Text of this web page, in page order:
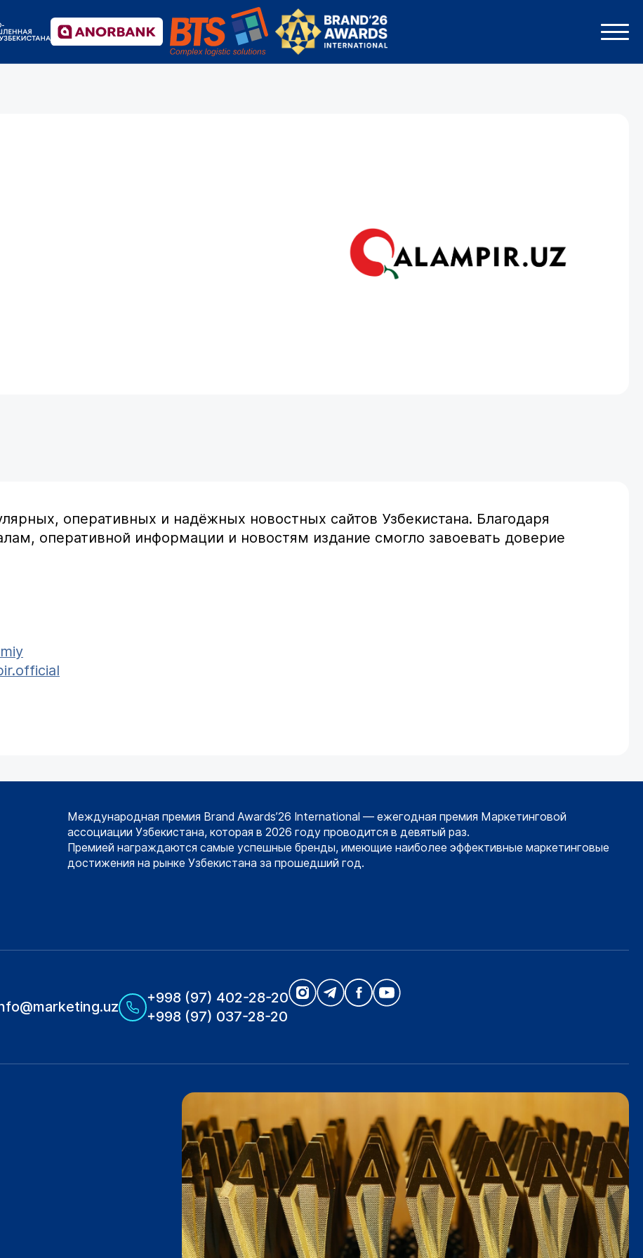
оперативных и надёжных новостных сайтов Узбекистана. Благодаря
оперативной информации и новостям издание смогло завоевать доверие
Международная премия Brand Awards’26 International — ежегодная премия Маркетинговой
ассоциации Узбекистана, которая в 2026 году проводится в девятый раз.
Премией награждаются самые успешные бренды, имеющие наиболее эффективные маркетинговые
достижения на рынке Узбекистана за прошедший год.
+998 (97) 402-28-20
+998 (97) 037-28-20